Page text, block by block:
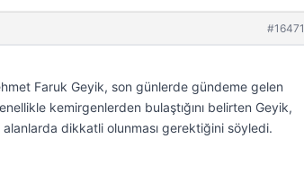
#16471
Faruk Geyik, son günlerde gündeme gelen
kemirgenlerden bulaştığını belirten Geyik,
dikkatli olunması gerektiğini söyledi.